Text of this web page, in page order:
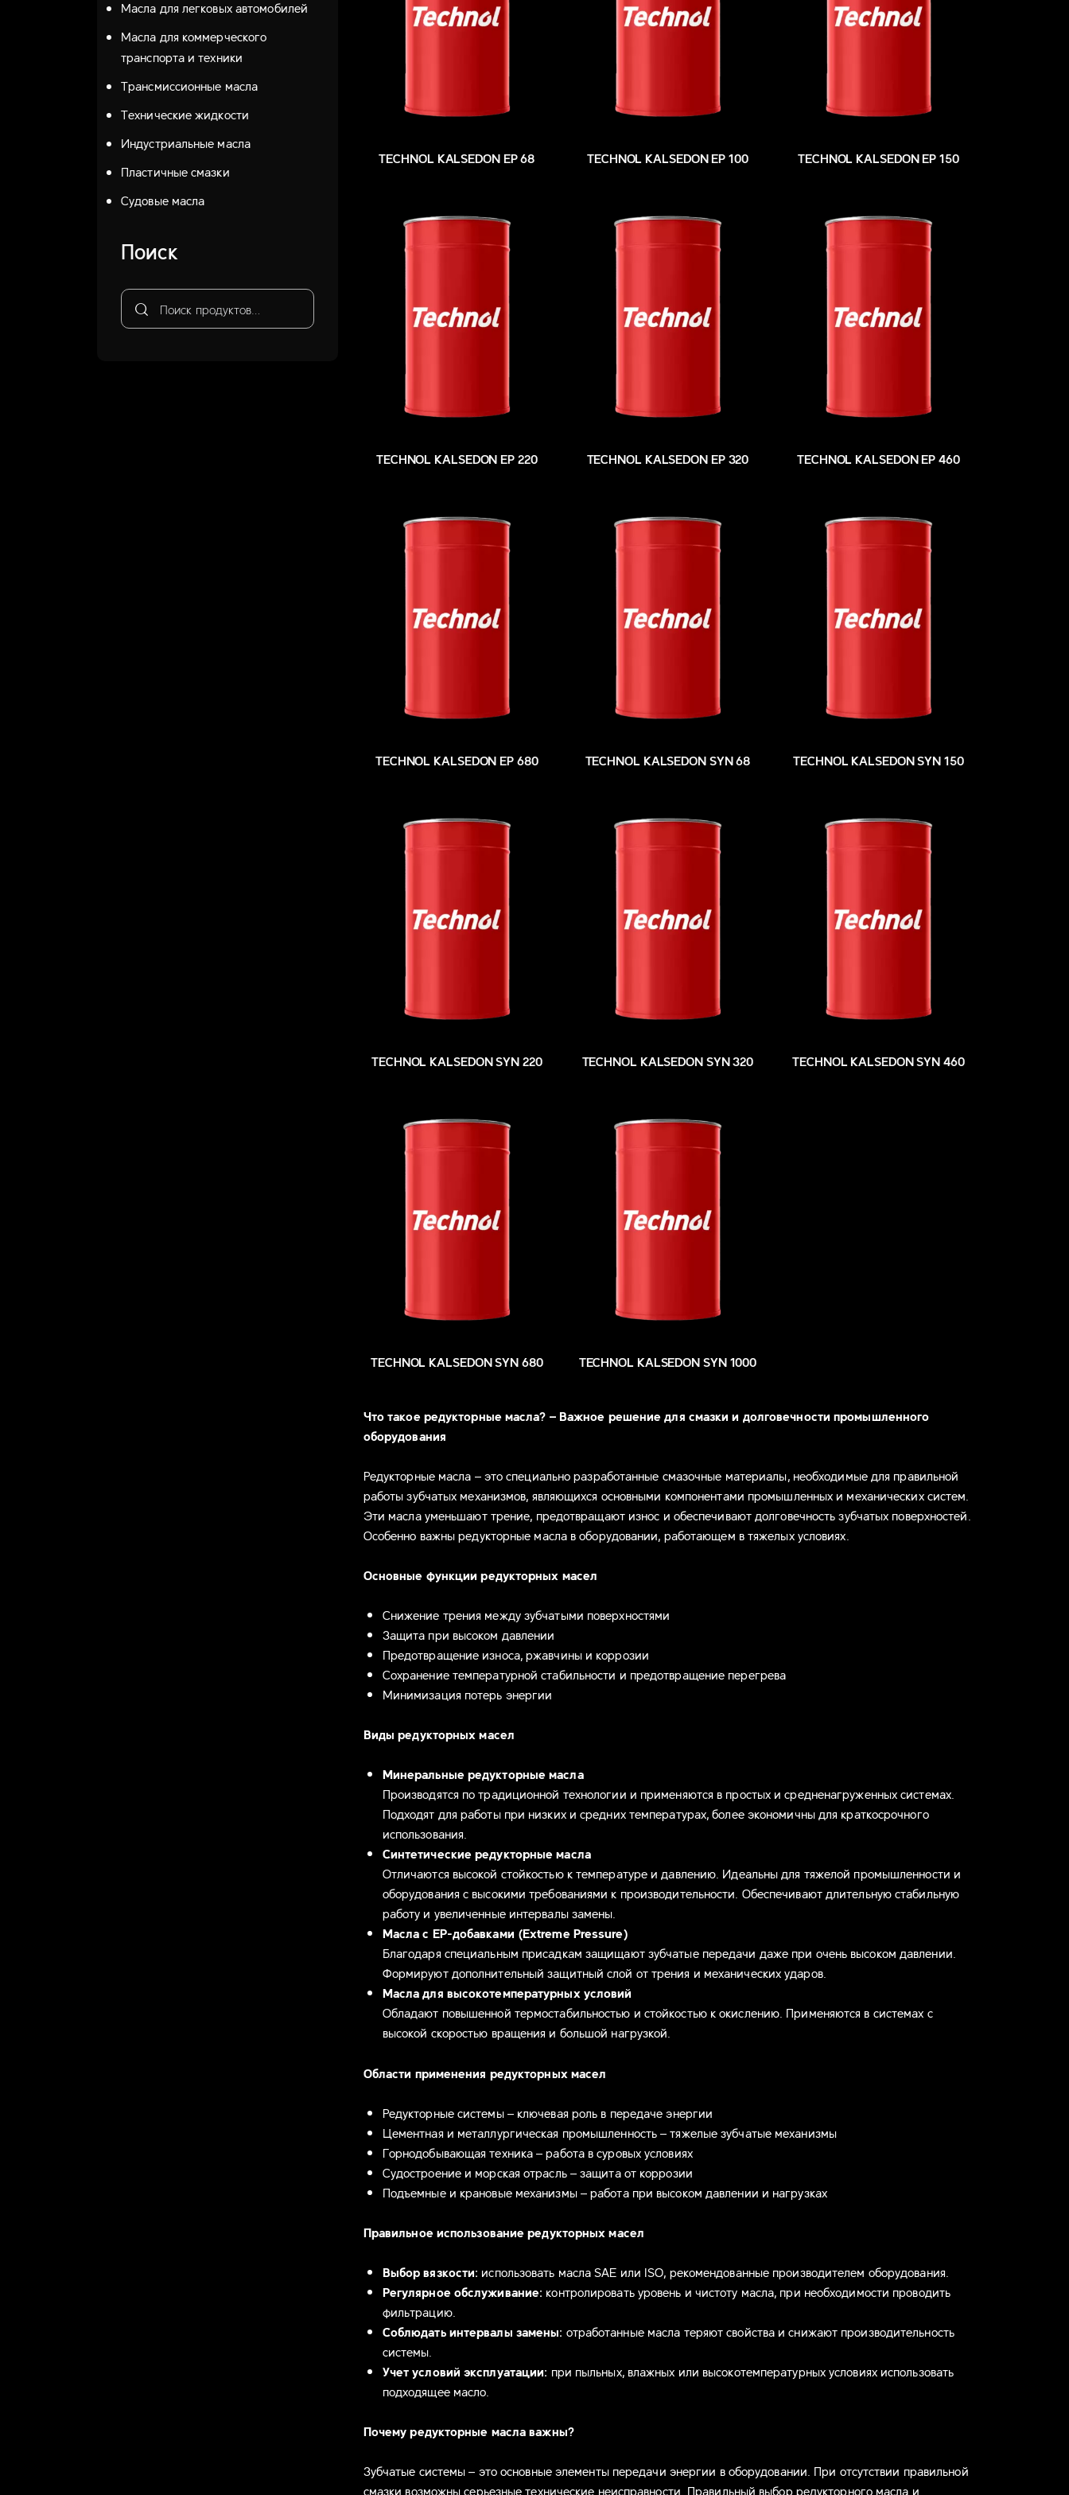
TECHNOL KALSEDON EP 68 TECHNOL KALSEDON EP 100 TECHNOL KALSEDON EP 150
TECHNOL KALSEDON EP 220 TECHNOL KALSEDON EP 320 TECHNOL KALSEDON EP 460
TECHNOL KALSEDON EP 680 TECHNOL KALSEDON SYN 68 TECHNOL KALSEDON SYN 150
TECHNOL KALSEDON SYN 220 TECHNOL KALSEDON SYN 320 TECHNOL KALSEDON SYN 460
TECHNOL KALSEDON SYN 680 TECHNOL KALSEDON SYN 1000
Что такое редукторные масла? – Важное решение для смазки и долговечности промышленного
оборудования
Редукторные масла – это специально разработанные смазочные материалы, необходимые для правильной
работы зубчатых механизмов, являющихся основными компонентами промышленных и механических систем.
Эти масла уменьшают трение, предотвращают износ и обеспечивают долговечность зубчатых поверхностей.
Особенно важны редукторные масла в оборудовании, работающем в тяжелых условиях.
Основные функции редукторных масел
Снижение трения между зубчатыми поверхностями
Защита при высоком давлении
Предотвращение износа, ржавчины и коррозии
Сохранение температурной стабильности и предотвращение перегрева
Минимизация потерь энергии
Виды редукторных масел
Минеральные редукторные масла
Производятся по традиционной технологии и применяются в простых и средненагруженных системах.
Подходят для работы при низких и средних температурах, более экономичны для краткосрочного
использования.
Синтетические редукторные масла
Отличаются высокой стойкостью к температуре и давлению. Идеальны для тяжелой промышленности и
оборудования с высокими требованиями к производительности. Обеспечивают длительную стабильную
работу и увеличенные интервалы замены.
Масла с EP-добавками (Extreme Pressure)
Благодаря специальным присадкам защищают зубчатые передачи даже при очень высоком давлении.
Формируют дополнительный защитный слой от трения и механических ударов.
Масла для высокотемпературных условий
Обладают повышенной термостабильностью и стойкостью к окислению. Применяются в системах с
высокой скоростью вращения и большой нагрузкой.
Области применения редукторных масел
Редукторные системы – ключевая роль в передаче энергии
Цементная и металлургическая промышленность – тяжелые зубчатые механизмы
Горнодобывающая техника – работа в суровых условиях
Судостроение и морская отрасль – защита от коррозии
Подъемные и крановые механизмы – работа при высоком давлении и нагрузках
Правильное использование редукторных масел
Выбор вязкости: использовать масла SAE или ISO, рекомендованные производителем оборудования.
Регулярное обслуживание: контролировать уровень и чистоту масла, при необходимости проводить
фильтрацию.
Соблюдать интервалы замены: отработанные масла теряют свойства и снижают производительность
системы.
Учет условий эксплуатации: при пыльных, влажных или высокотемпературных условиях использовать
подходящее масло.
Почему редукторные масла важны?
Зубчатые системы – это основные элементы передачи энергии в оборудовании. При отсутствии правильной
смазки возможны серьезные технические неисправности. Правильный выбор редукторного масла и
Масла для легковых автомобилей
Масла для коммерческого
транспорта и техники
Трансмиссионные масла
Технические жидкости
Индустриальные масла
Пластичные смазки
Судовые масла
Поиск